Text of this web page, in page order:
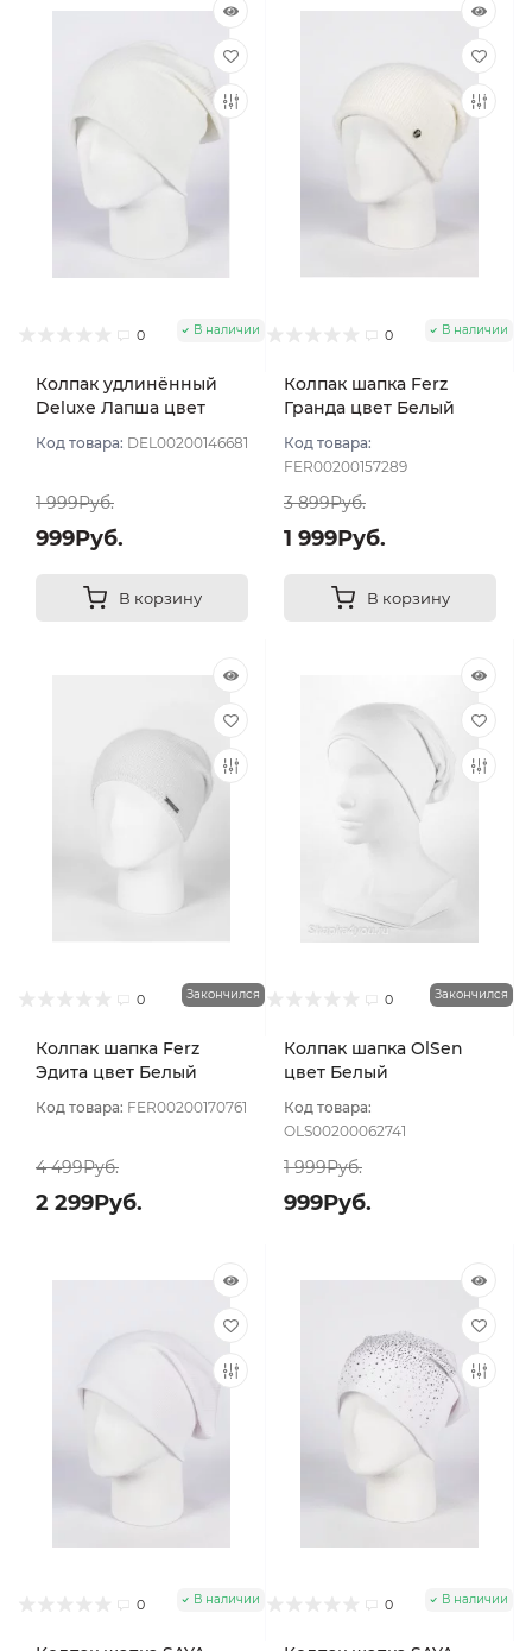
0 В наличии
Колпак удлинённый
Deluxe Лапша цвет
Код товара: DEL00200146681
1 999Руб.
999Руб.
В корзину
0 В наличии
Колпак шапка Ferz
Гранда цвет Белый
Код товара:
FER00200157289
3 899Руб.
1 999Руб.
В корзину
0 Закончился
Колпак шапка Ferz
Эдита цвет Белый
Код товара: FER00200170761
4 499Руб.
2 299Руб.
0 Закончился
Колпак шапка OlSen
цвет Белый
Код товара:
OLS00200062741
1 999Руб.
999Руб.
0 В наличии 0 В наличии